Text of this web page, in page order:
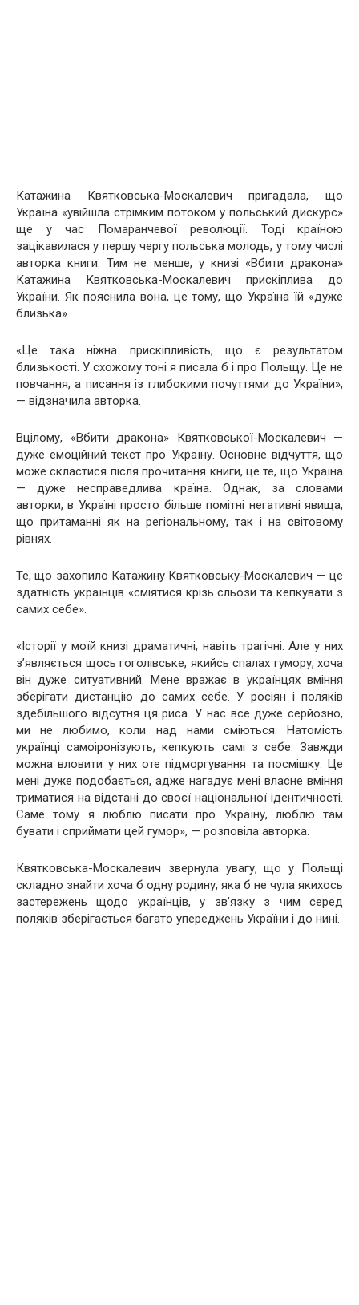
Катажина Квятковська-Москалевич пригадала, що
Україна «увійшла стрімким потоком у польський дискурс»
ще у час Помаранчевої революції. Тоді країною
зацікавилася у першу чергу польська молодь, у тому числі
авторка книги. Тим не менше, у книзі «Вбити дракона»
Катажина Квятковська-Москалевич прискіплива до
України. Як пояснила вона, це тому, що Україна їй «дуже
близька».
«Це така ніжна прискіпливість, що є результатом
близькості. У схожому тоні я писала б і про Польщу. Це не
повчання, а писання із глибокими почуттями до України»,
— відзначила авторка.
Вцілому, «Вбити дракона» Квятковської-Москалевич —
дуже емоційний текст про Україну. Основне відчуття, що
може скластися після прочитання книги, це те, що Україна
— дуже несправедлива країна. Однак, за словами
авторки, в Україні просто більше помітні негативні явища,
що притаманні як на регіональному, так і на світовому
рівнях.
Те, що захопило Катажину Квятковську-Москалевич — це
здатність українців «сміятися крізь сльози та кепкувати з
самих себе».
«Історії у моїй книзі драматичні, навіть трагічні. Але у них
з’являється щось гоголівське, якийсь спалах гумору, хоча
він дуже ситуативний. Мене вражає в українцях вміння
зберігати дистанцію до самих себе. У росіян і поляків
здебільшого відсутня ця риса. У нас все дуже серйозно,
ми не любимо, коли над нами сміються. Натомість
українці самоіронізують, кепкують самі з себе. Завжди
можна вловити у них оте підморгування та посмішку. Це
мені дуже подобається, адже нагадує мені власне вміння
триматися на відстані до своєї національної ідентичності.
Саме тому я люблю писати про Україну, люблю там
бувати і сприймати цей гумор», — розповіла авторка.
Квятковська-Москалевич звернула увагу, що у Польщі
складно знайти хоча б одну родину, яка б не чула якихось
застережень щодо українців, у зв’язку з чим серед
поляків зберігається багато упереджень України і до нині.